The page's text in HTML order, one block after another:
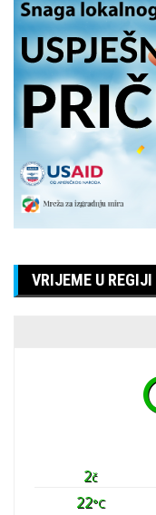
VRIJEME U REGIJI
2č
22°C